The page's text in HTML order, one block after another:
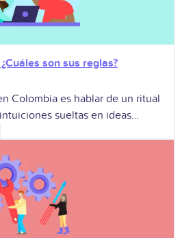
son sus reglas?
Colombia es hablar de un ritual
sueltas en ideas
simples y respeto por la